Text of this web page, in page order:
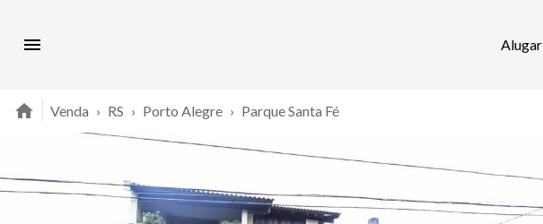
Alugar
Venda › RS › Porto Alegre › Parque Santa Fé